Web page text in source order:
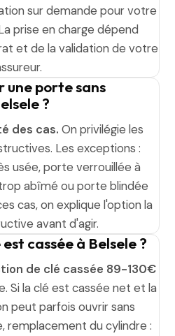
sur demande pour votre
prise en charge dépend
et de la validation de votre
une porte sans
?
des cas. On privilégie les
Les exceptions :
usée, porte verrouillée à
abîmé ou porte blindée
cas, on explique l'option la
avant d'agir.
cassée à Belsele ?
de clé cassée 89-130€
Si la clé est cassée net et la
peut parfois ouvrir sans
remplacement du cylindre :